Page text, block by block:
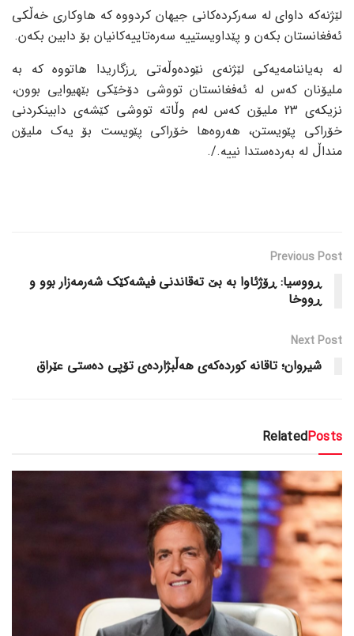
لێژنەکە داوای لە سەرکردەکانی جیهان کردووە کە هاوکاری خەڵکی
ئەفغانستان بکەن و پێداویستییە سەرەتاییەکانیان بۆ دابین بکەن.
لە بەیاننامەیەکی لێژنەی نێودەوڵەتی ڕزگاریدا هاتووە کە بە
ملیۆنان کەس لە ئەفغانستان تووشی دۆخێکی بێهیوایی بوون،
نزیکەی 23 ملیۆن کەس لەم وڵاتە تووشی کێشەی دابینکردنی
خۆراکی پێویستن، هەروەها خۆراکی پێویست بۆ یەک ملیۆن
منداڵ لە بەردەستدا نییە./.
Previous Post
ڕووسیا: ڕۆژئاوا بە بێ تەقاندنی فیشەکێک شەرمەزار بوو و
ڕووخا
Next Post
شیروان؛ تاقانه‌ كورده‌كه‌ى هه‌ڵبژارده‌ى تۆپى ده‌ستى عێراق
RelatedPosts